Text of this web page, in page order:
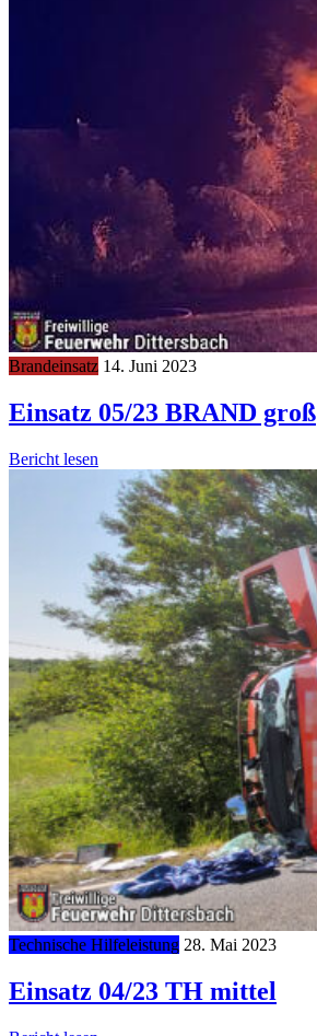
Brandeinsatz 14. Juni 2023
Einsatz 05/23 BRAND groß
Bericht lesen
Technische Hilfeleistung 28. Mai 2023
Einsatz 04/23 TH mittel